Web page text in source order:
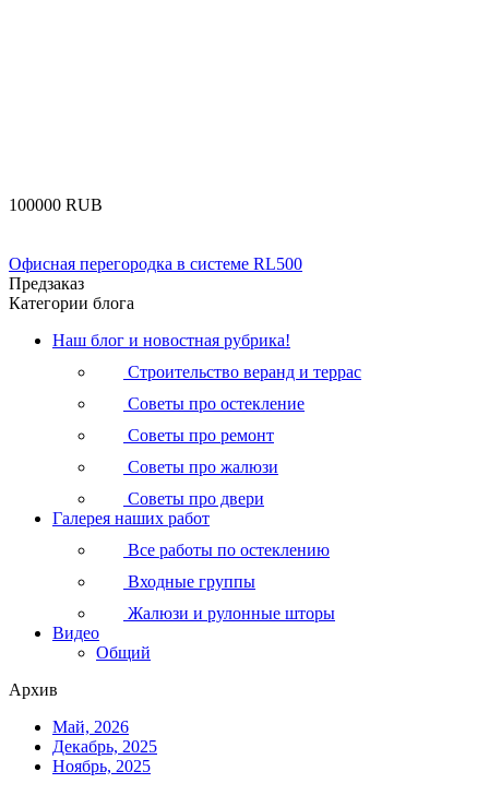
‍100000‍ RUB
Офисная перегородка в системе RL500
Предзаказ
Категории блога
Наш блог и новостная рубрика!
Строительство веранд и террас
Советы про остекление
Советы про ремонт
Советы про жалюзи
Советы про двери
Галерея наших работ
Все работы по остеклению
Входные группы
Жалюзи и рулонные шторы
Видео
Общий
Архив
Май, 2026
Декабрь, 2025
Ноябрь, 2025